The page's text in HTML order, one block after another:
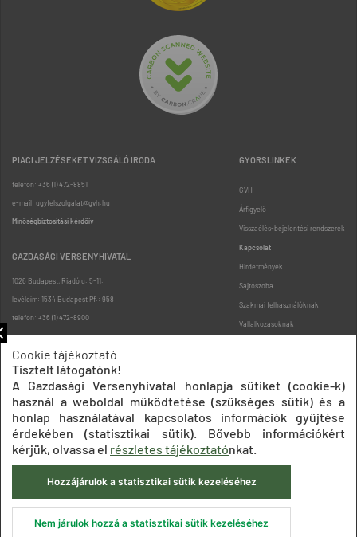
PIACI JELZÉSEKET VIZSGÁLÓ IRODA
telefon: +36 (1) 472-8851
e-mail: ugyfelszolgalat@gvh.hu
Minőségbiztosítási kérdőív
GAZDASÁGI VERSENYHIVATAL
1026 Budapest, Riadó u. 5-11.
levélcím: 1534 Budapest Pf.: 958
telefon: +36 (1) 472-8900
GYORSLINKEK
GVH
Árfigyelő
Visszaélés-bejelentési rendszerek
Kapcsolat
Hirdetmények
Sajtószoba
Szakmai felhasználóknak
Vállalkozásoknak
Oldaltérkép
Impresszum Adatkezelési tájékoztatók
Akadálymentesítési nyilatkozat
Közadatkereső
Süti beállítások ÁSZF
© 2020 Gazdasági Versenyhivatal
Cookie tájékoztató
Tisztelt látogatónk!
A Gazdasági Versenyhivatal honlapja sütiket (cookie-k)
használ a weboldal működtetése (szükséges sütik) és a
honlap használatával kapcsolatos információk gyűjtése
érdekében (statisztikai sütik). Bővebb információkért
kérjük, olvassa el részletes tájékoztatónkat.
Hozzájárulok a statisztikai sütik kezeléséhez
Nem járulok hozzá a statisztikai sütik kezeléséhez